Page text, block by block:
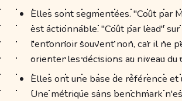
Elles sont segmentées. "Coût par
est actionnable. "Coût par lead"
l'entonnoir souvent non, car il ne
orienter les décisions au niveau du
Elles ont une base de référence et
Une métrique sans benchmark